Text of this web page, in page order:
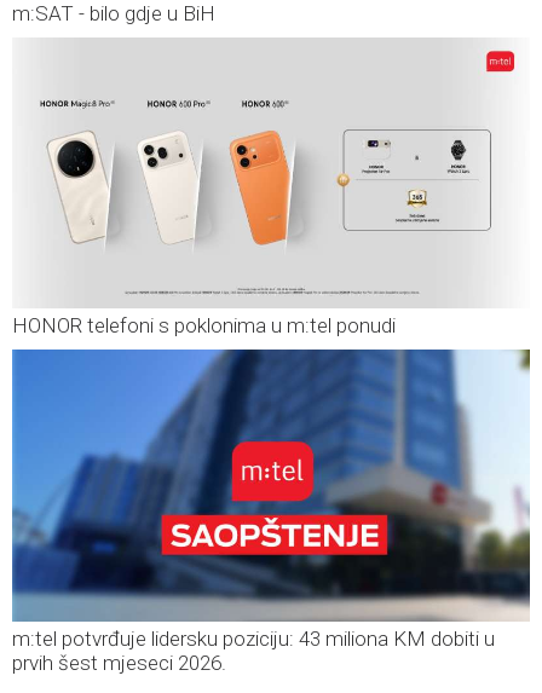
m:SAT - bilo gdje u BiH
HONOR telefoni s poklonima u m:tel ponudi
m:tel potvrđuje lidersku poziciju: 43 miliona KM dobiti u
prvih šest mjeseci 2026.